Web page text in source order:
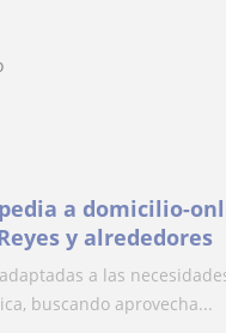
a domicilio-
y alrededores
a las
buscando aprovecha...